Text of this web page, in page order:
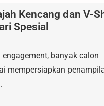
Kencang dan V-
Spesial
banyak calon
mempersiapkan